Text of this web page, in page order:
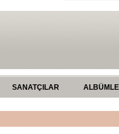
SANATÇILAR